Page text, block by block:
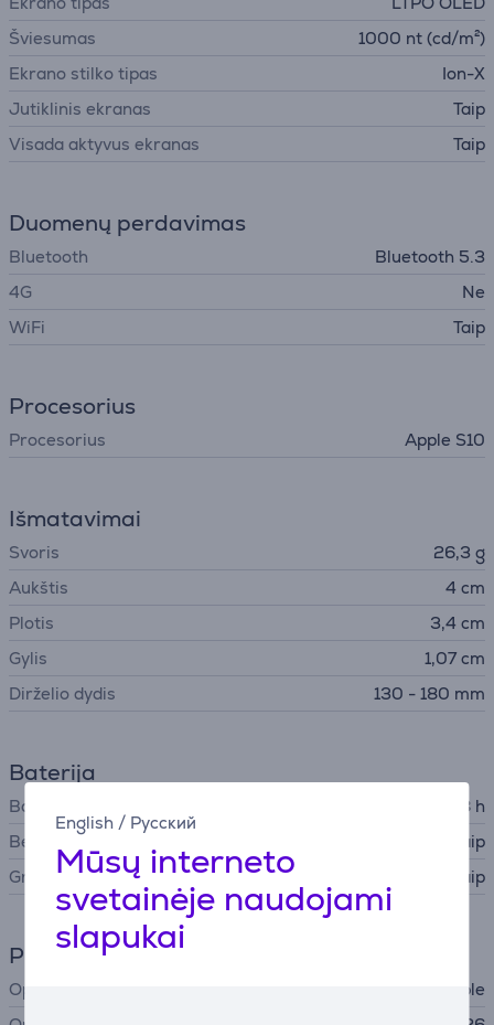
English / Русский
Mūsų interneto
svetainėje naudojami
slapukai
Šviesumas
1000 nt (cd/m²)
Ekrano stilko tipas
Ion-X
Jutiklinis ekranas
Taip
Visada aktyvus ekranas
Taip
Duomenų perdavimas
Bluetooth
Bluetooth 5.3
4G
Ne
WiFi
Taip
Procesorius
Procesorius Apple S10
Išmatavimai
Svoris
26,3 g
Aukštis
4 cm
Plotis
3,4 cm
Gylis
1,07 cm
Dirželio dydis
130 - 180 mm
Baterija
Baterijos veikimo laikas
18 h
Belaidis įkrovimas
Taip
Greitasis krovimas
Taip
Programinė įranga
Operacinė sistema
Apple